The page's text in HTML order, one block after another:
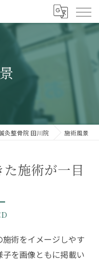
灸整骨院 田川院 施術風景
施術が一目
術をイメージしやす
を画像ともに掲載い